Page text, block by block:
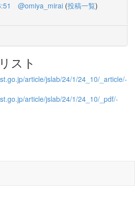
@omiya_mirai (投稿一覧)
スト
article/jslab/24/1/24_10/_article/-
article/jslab/24/1/24_10/_pdf/-